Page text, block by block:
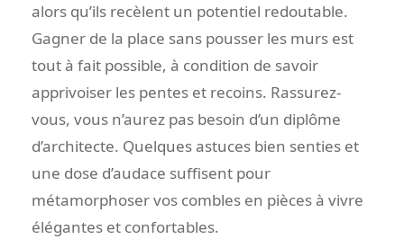
alors qu’ils recèlent un potentiel redoutable.
Gagner de la place sans pousser les murs est
tout à fait possible, à condition de savoir
apprivoiser les pentes et recoins. Rassurez-
vous, vous n’aurez pas besoin d’un diplôme
d’architecte. Quelques astuces bien senties et
une dose d’audace suffisent pour
métamorphoser vos combles en pièces à vivre
élégantes et confortables.